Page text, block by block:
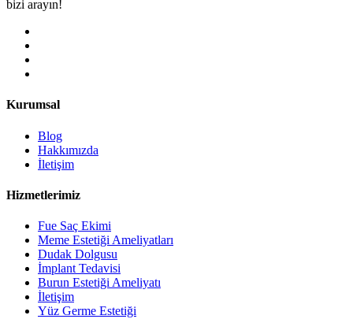
bizi arayın!
Kurumsal
Blog
Hakkımızda
İletişim
Hizmetlerimiz
Fue Saç Ekimi
Meme Estetiği Ameliyatları
Dudak Dolgusu
İmplant Tedavisi
Burun Estetiği Ameliyatı
İletişim
Yüz Germe Estetiği